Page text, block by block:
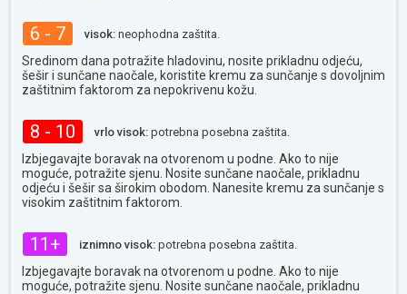
6 - 7 visok: neophodna zaštita.
Sredinom dana potražite hladovinu, nosite prikladnu odjeću,
šešir i sunčane naočale, koristite kremu za sunčanje s dovoljnim
zaštitnim faktorom za nepokrivenu kožu.
8 - 10 vrlo visok: potrebna posebna zaštita.
Izbjegavajte boravak na otvorenom u podne. Ako to nije
moguće, potražite sjenu. Nosite sunčane naočale, prikladnu
odjeću i šešir sa širokim obodom. Nanesite kremu za sunčanje s
visokim zaštitnim faktorom.
11+ iznimno visok: potrebna posebna zaštita.
Izbjegavajte boravak na otvorenom u podne. Ako to nije
moguće, potražite sjenu. Nosite sunčane naočale, prikladnu